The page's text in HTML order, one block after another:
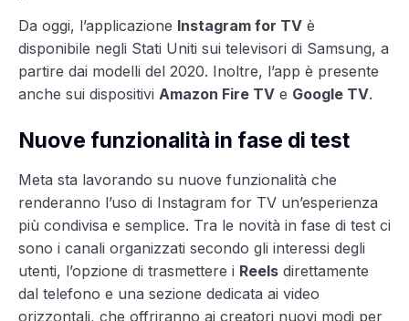
Da oggi, l’applicazione Instagram for TV è
disponibile negli Stati Uniti sui televisori di Samsung, a
partire dai modelli del 2020. Inoltre, l’app è presente
anche sui dispositivi Amazon Fire TV e Google TV.
Nuove funzionalità in fase di test
Meta sta lavorando su nuove funzionalità che
renderanno l’uso di Instagram for TV un’esperienza
più condivisa e semplice. Tra le novità in fase di test ci
sono i canali organizzati secondo gli interessi degli
utenti, l’opzione di trasmettere i Reels direttamente
dal telefono e una sezione dedicata ai video
orizzontali, che offriranno ai creatori nuovi modi per